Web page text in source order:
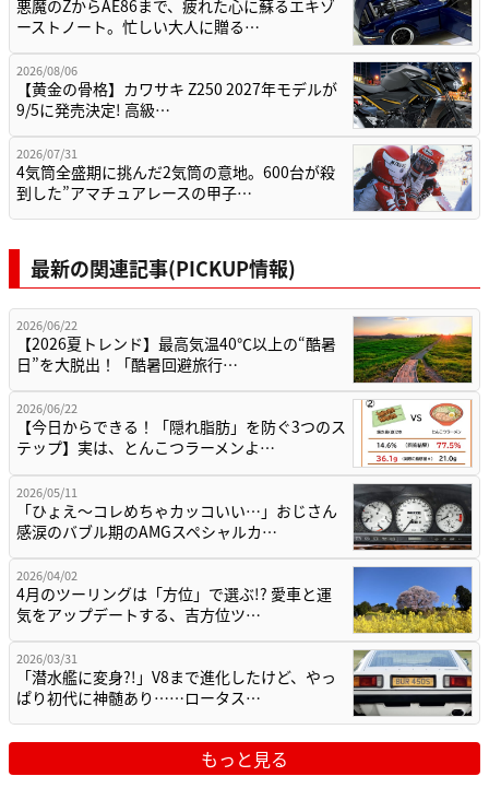
悪魔のZからAE86まで、疲れた心に蘇るエキゾ
ーストノート。忙しい大人に贈る…
2026/08/06
【黄金の骨格】カワサキ Z250 2027年モデルが
9/5に発売決定! 高級…
2026/07/31
4気筒全盛期に挑んだ2気筒の意地。600台が殺
到した”アマチュアレースの甲子…
最新の関連記事(PICKUP情報)
2026/06/22
【2026夏トレンド】最高気温40℃以上の“酷暑
日”を大脱出！「酷暑回避旅行…
2026/06/22
【今日からできる！「隠れ脂肪」を防ぐ3つのス
テップ】実は、とんこつラーメンよ…
2026/05/11
「ひょえ〜コレめちゃカッコいい…」おじさん
感涙のバブル期のAMGスペシャルカ…
2026/04/02
4月のツーリングは「方位」で選ぶ!? 愛車と運
気をアップデートする、吉方位ツ…
2026/03/31
「潜水艦に変身?!」V8まで進化したけど、やっ
ぱり初代に神髄あり……ロータス…
もっと見る